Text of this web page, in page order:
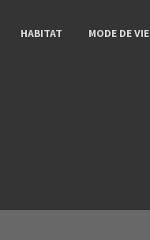
HABITAT MODE DE VIE